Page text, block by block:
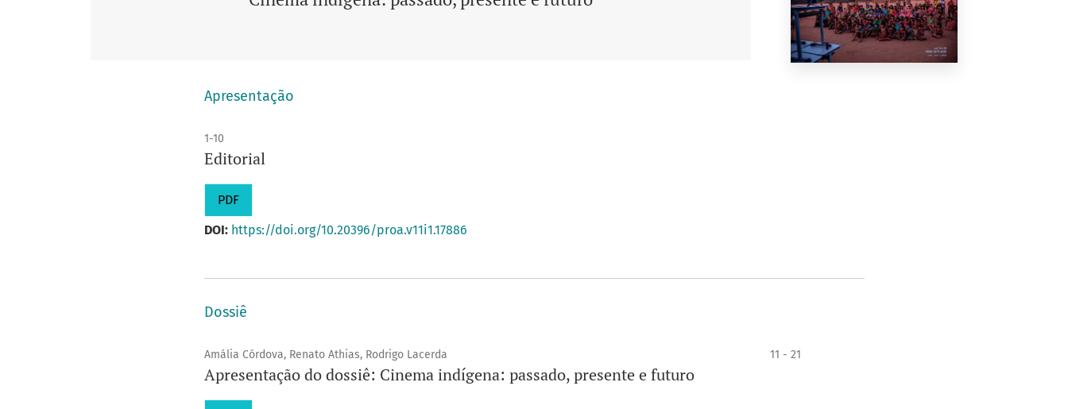
Apresentação
1-10
Editorial
PDF
DOI: https://doi.org/10.20396/proa.v11i1.17886
Dossiê
Amália Córdova, Renato Athias, Rodrigo Lacerda 11 - 21
Apresentação do dossiê: Cinema indígena: passado, presente e futuro